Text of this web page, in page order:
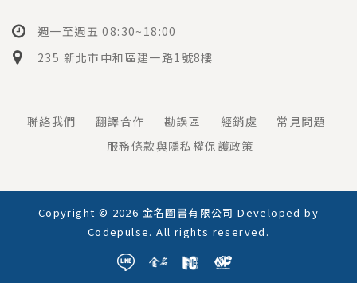
週一至週五 08:30~18:00
235 新北市中和區建一路1號8樓
聯絡我們 翻譯合作 勘誤區 經銷處
常見問題
服務條款與隱私權保護政策
Copyright © 2026 金名圖書有限公司 Developed by
Codepulse. All rights reserved.